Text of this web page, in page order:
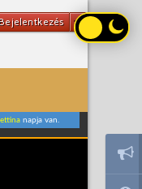
Bejelentkezés
napja van.